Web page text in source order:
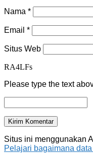
Nama *
Email *
Situs Web
RA4LFs
Please type the text
Situs ini menggunakan
Pelajari bagaimana